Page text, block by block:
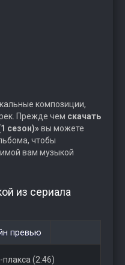
композиции,
Прежде чем скачать
сезон)»вы можете
чтобы
вам музыкой
из сериала
превью
(2:46)